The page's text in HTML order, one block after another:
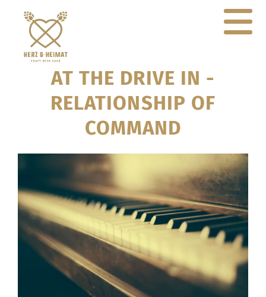
AT THE DRIVE IN -
RELATIONSHIP OF
COMMAND